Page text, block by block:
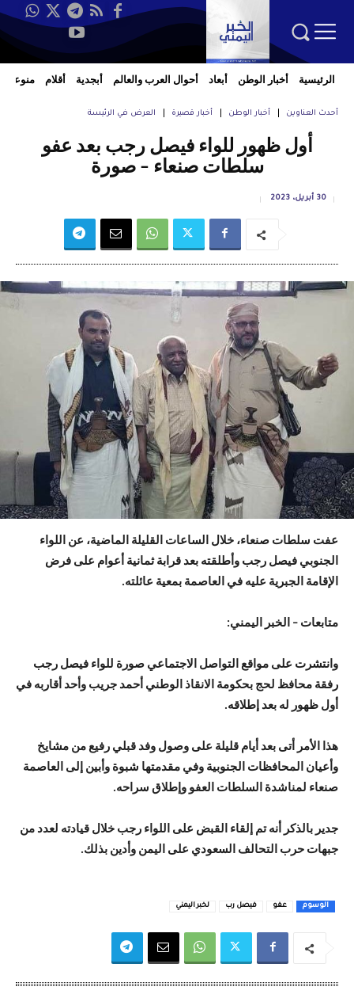
الرئيسية أخبار الوطن أبعاد أحوال العرب والعالم أبجدية أقلام منوعات
أحدث العناوين أخبار الوطن أخبار قصيرة العرض في الرئيسة
أول ظهور للواء فيصل رجب بعد عفو
سلطات صنعاء – صورة
30 أبريل، 2023
عفت سلطات صنعاء، خلال الساعات القليلة الماضية، عن اللواء
الجنوبي فيصل رجب وأطلقته بعد قرابة ثمانية أعوام على فرض
الإقامة الجبرية عليه في العاصمة بمعية عائلته.
متابعات – الخبر اليمني:
وانتشرت على مواقع التواصل الاجتماعي صورة للواء فيصل رجب
رفقة محافظ لحج بحكومة الانقاذ الوطني أحمد جريب وأحد أقاربه في
أول ظهور له بعد إطلاقه.
هذا الأمر أتى بعد أيام قليلة على وصول وفد قبلي رفيع من مشايخ
وأعيان المحافظات الجنوبية وفي مقدمتها شبوة وأبين إلى العاصمة
صنعاء لمناشدة السلطات العفو وإطلاق سراحه.
جدير بالذكر أنه تم إلقاء القبض على اللواء رجب خلال قيادته لعدد من
جبهات حرب التحالف السعودي على اليمن وأدين بذلك.
الوسوم عفو فيصل رب لخبر اليمني